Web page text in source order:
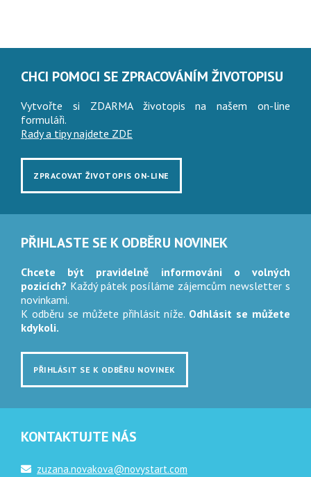
CHCI POMOCI SE ZPRACOVÁNÍM ŽIVOTOPISU
Vytvořte si ZDARMA životopis na našem on-line
formuláři.
Rady a tipy najdete ZDE
ZPRACOVAT ŽIVOTOPIS ON-LINE
PŘIHLASTE SE K ODBĚRU NOVINEK
Chcete být pravidelně informováni o volných
pozicích? Každý pátek posíláme zájemcům newsletter s
novinkami.
K odběru se můžete přihlásit níže. Odhlásit se můžete
kdykoli.
PŘIHLÁSIT SE K ODBĚRU NOVINEK
KONTAKTUJTE NÁS
zuzana.novakova@novystart.com